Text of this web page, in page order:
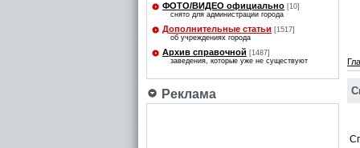
ФОТО/ВИДЕО официально [10]
снято для администрации города
Дополнительные статьи [1517]
об учреждениях города
Архив справочной [1487]
заведения, которые уже не существуют
Реклама